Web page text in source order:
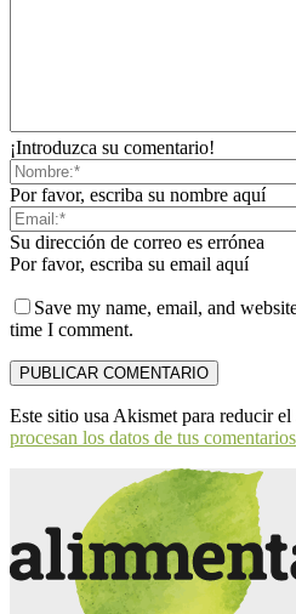
¡Introduzca su comentario!
Por favor, escriba su nombre aquí
Su dirección de correo es errónea
Por favor, escriba su email aquí
Save my name, email, and
time I comment.
Este sitio usa Akismet para reducir el
procesan los datos de tus comentarios